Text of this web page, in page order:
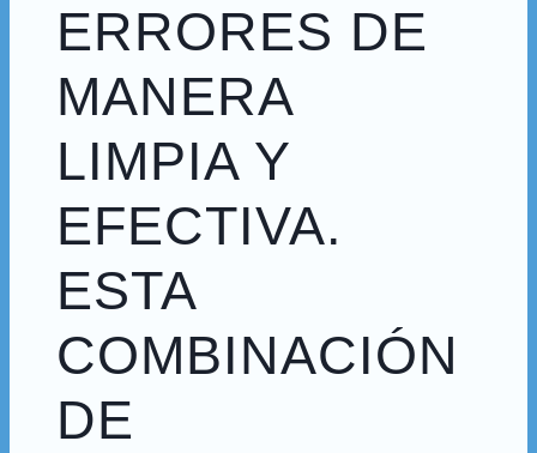
ERRORES DE
MANERA
LIMPIA Y
EFECTIVA.
ESTA
COMBINACIÓN
DE